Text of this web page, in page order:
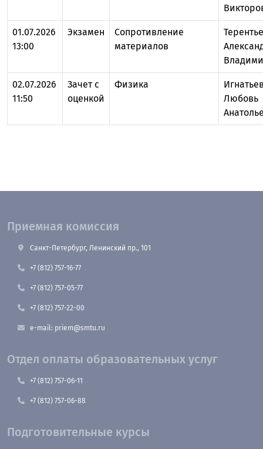
01.07.2026
13:00
Экзамен
Сопротивление
материалов
02.07.2026
11:50
Зачет с
оценкой
Физика
Любовь
Приемная комиссия
Санкт-Петербург, Ленинский пр., 101
+7 (812) 757-16-77
+7 (812) 757-05-77
+7 (812) 757-22-00
e-mail: priem@smtu.ru
Отдел оплаты образовательных услуг
+7 (812) 757-06-11
+7 (812) 757-06-88
Подготовительные курсы